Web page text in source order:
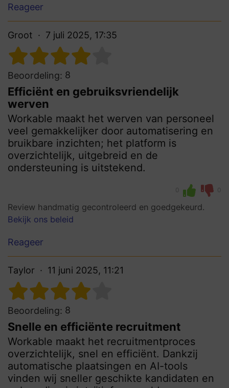
Reageer
Groot 7 juli 2025, 17:35
Beoordeling: 8
Efficiënt en gebruiksvriendelijk
werven
Workable maakt het werven van personeel
veel gemakkelijker door automatisering en
bruikbare inzichten; het platform is
overzichtelijk, uitgebreid en de
ondersteuning is uitstekend.
0 0
Review handmatig gecontroleerd en goedgekeurd.
Bekijk ons beleid
Reageer
Taylor 11 juni 2025, 11:21
Beoordeling: 8
Snelle en efficiënte recruitment
Workable maakt het recruitmentproces
overzichtelijk, snel en efficiënt. Dankzij
automatische plaatsingen en AI-tools
vinden wij sneller geschikte kandidaten en